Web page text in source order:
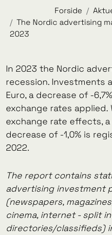
Forside
The Nordic advertising
2023
In 2023 the Nordic
recession. Investments
Euro, a decrease of -
exchange rates
exchange rate effects,
decrease of -1,0% is
2022.
The report contains
advertising investment
(newspapers,
cinema, internet - split
directories/classifieds)